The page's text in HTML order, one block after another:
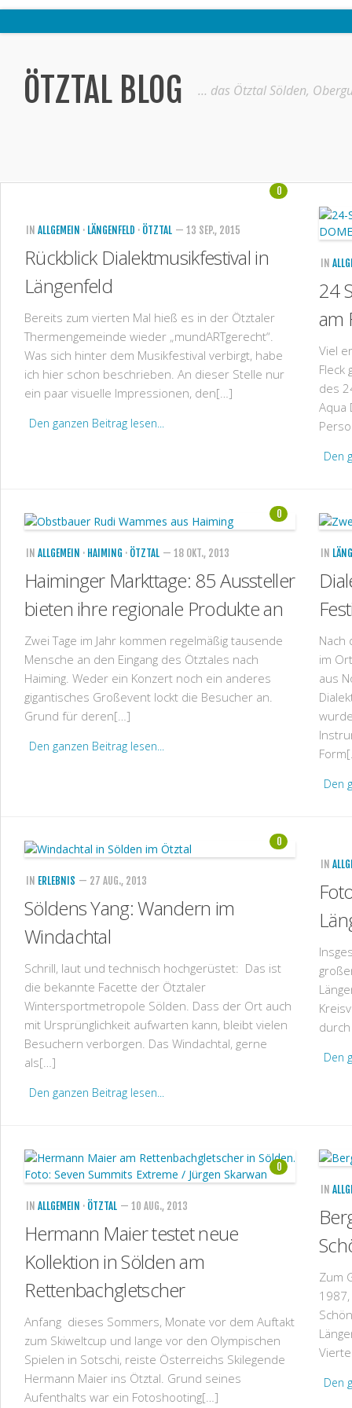
Ötztal
Interviews
Kostenloser Bustransfer ins Gletscherskigebiet von Sölden
Impressum
Kontakt
ÖTZTAL BLOG … das Ötztal Sölden,
0
IN ALLGEMEIN · LÄNGENFELD · ÖTZTAL — 13 SEP., 2015
Rückblick Dialektmusikfestival in
Längenfeld
Bereits zum vierten Mal hieß es in der Ötztaler
Thermengemeinde wieder „mundARTgerecht“.
Was sich hinter dem Musikfestival verbirgt, habe
ich hier schon beschrieben. An dieser Stelle nur
ein paar visuelle Impressionen, den[…]
Den ganzen Beitrag lesen...
IN
24
am
Viel
Fleck
des
Aqua
Den
0
IN ALLGEMEIN · HAIMING · ÖTZTAL — 18 OKT., 2013
Haiminger Markttage: 85 Aussteller
bieten ihre regionale Produkte an
Zwei Tage im Jahr kommen regelmäßig tausende
Mensche an den Eingang des Ötztales nach
Haiming. Weder ein Konzert noch ein anderes
gigantisches Großevent lockt die Besucher an.
Grund für deren[…]
Den ganzen Beitrag lesen...
IN
Nach
im
aus
Den
0
IN ERLEBNIS — 27 AUG., 2013
Söldens Yang: Wandern im
Windachtal
Schrill, laut und technisch hochgerüstet: Das ist
die bekannte Facette der Ötztaler
Wintersportmetropole Sölden. Dass der Ort auch
mit Ursprünglichkeit aufwarten kann, bleibt vielen
Besuchern verborgen. Das Windachtal, gerne
als[…]
Den ganzen Beitrag lesen...
IN
Den
0
IN ALLGEMEIN · ÖTZTAL — 10 AUG., 2013
Hermann Maier testet neue
Kollektion in Sölden am
Rettenbachgletscher
Anfang dieses Sommers, Monate vor dem Auftakt
zum Skiweltcup und lange vor den Olympischen
Spielen in Sotschi, reiste Österreichs Skilegende
Hermann Maier ins Ötztal. Grund seines
Aufenthalts war ein Fotoshooting[…]
IN
Zum
Den